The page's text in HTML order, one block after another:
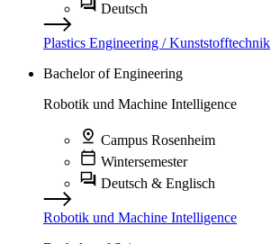
Deutsch
Plastics Engineering / Kunststofftechnik
Bachelor of Engineering
Robotik und Machine Intelligence
Campus Rosenheim
Wintersemester
Deutsch & Englisch
Robotik und Machine Intelligence